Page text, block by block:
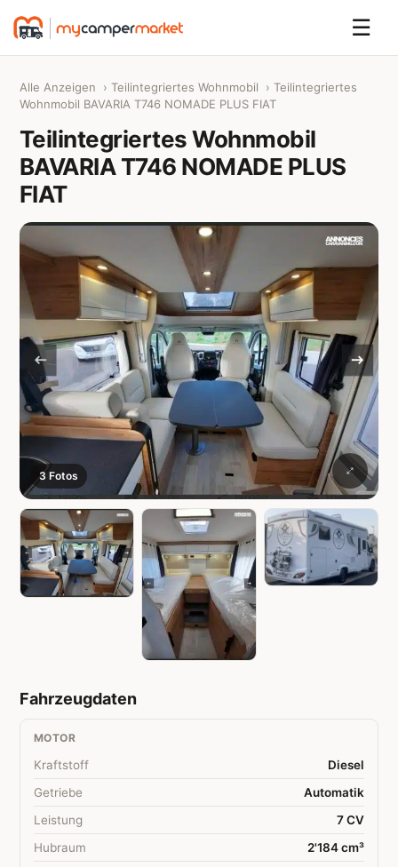
☰
Alle Anzeigen › Teilintegriertes Wohnmobil › Teilintegriertes
Wohnmobil BAVARIA T746 NOMADE PLUS FIAT
Teilintegriertes Wohnmobil
BAVARIA T746 NOMADE PLUS
FIAT
3 Fotos
Fahrzeugdaten
MOTOR
Kraftstoff
Diesel
Getriebe
Automatik
Leistung
7 CV
Hubraum
2'184 cm³